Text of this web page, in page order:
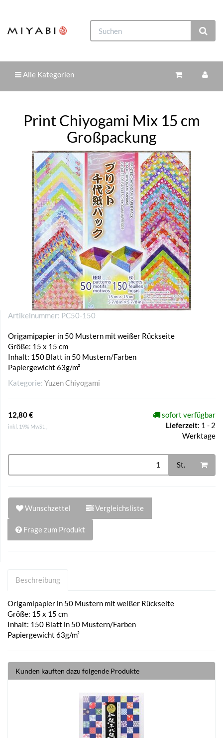
Alle Kategorien
Print Chiyogami Mix 15 cm
Großpackung
Artikelnummer: PC50-150
Origamipapier in 50 Mustern mit weißer Rückseite
Größe: 15 x 15 cm
Inhalt: 150 Blatt in 50 Mustern/Farben
Papiergewicht 63g/m²
Kategorie: Yuzen Chiyogami
12,80 €
inkl. 19% MwSt. ,
sofort verfügbar
Lieferzeit: 1 - 2
Werktage
St.
Wunschzettel Vergleichsliste
Frage zum Produkt
Beschreibung
Origamipapier in 50 Mustern mit weißer Rückseite
Größe: 15 x 15 cm
Inhalt: 150 Blatt in 50 Mustern/Farben
Papiergewicht 63g/m²
Kunden kauften dazu folgende Produkte